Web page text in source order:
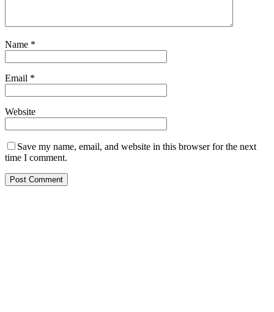
Name *
Email *
Website
Save my name, email, and website in this browser for the next
time I comment.